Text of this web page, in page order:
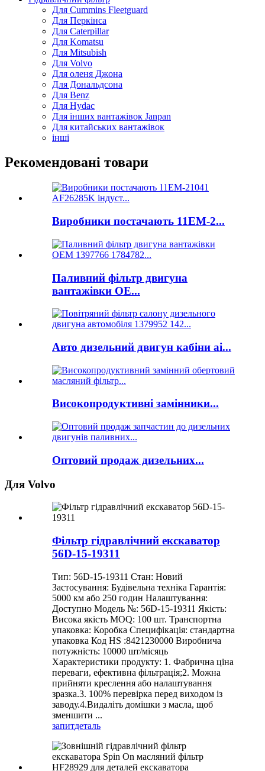
Для Cummins Fleetguard
Для Перкінса
Для Caterpillar
Для Komatsu
Для Mitsubish
Для Volvo
Для оленя Джона
Для Дональдсона
Для Benz
Для Hydac
Для інших вантажівок Janpan
Для китайських вантажівок
інші
Рекомендовані товари
Виробники постачають 11ЕМ-2...
Паливний фільтр двигуна
вантажівки OE...
Авто дизельний двигун кабіни ai...
Високопродуктивні замінники...
Оптовий продаж дизельних...
Для Volvo
Фільтр гідравлічний екскаватор
56D-15-19311
Тип: 56D-15-19311 Стан: Новий
Застосування: Будівельна техніка Гарантія:
5000 км або 250 годин Налаштування:
Доступно Модель №: 56D-15-19311 Якість:
Висока якість MOQ: 100 шт. Транспортна
упаковка: Коробка Специфікація: стандартна
упаковка Код HS :8421230000 Виробнича
потужність: 10000 шт/місяць
Характеристики продукту: 1. Фабрична ціна
переваги, ефективна фільтрація;2. Можна
прийняти креслення або налаштування
зразка.3. 100% перевірка перед виходом із
заводу.4.Видаліть домішки з масла, щоб
зменшити ...
запитдеталь